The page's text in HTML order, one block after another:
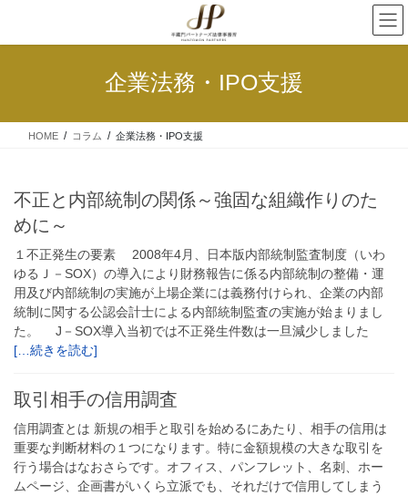
企業法務・IPO支援
HOME コラム 企業法務・IPO支援
不正と内部統制の関係～強固な組織作りのた
めに～
１不正発生の要素 2008年4月、日本版内部統制監査制度（いわ
ゆるＪ－SOX）の導入により財務報告に係る内部統制の整備・運
用及び内部統制の実施が上場企業には義務付けられ、企業の内部
統制に関する公認会計士による内部統制監査の実施が始まりまし
た。 J－SOX導入当初では不正発生件数は一旦減少しました
[…続きを読む]
取引相手の信用調査
信用調査とは 新規の相手と取引を始めるにあたり、相手の信用は
重要な判断材料の１つになります。特に金額規模の大きな取引を
行う場合はなおさらです。オフィス、パンフレット、名刺、ホー
ムページ、企画書がいくら立派でも、それだけで信用してしまう